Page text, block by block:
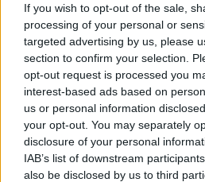
If you wish to opt-out of the sale,
processing of your personal or
targeted advertising by us, please
section to confirm your selection.
opt-out request is processed you
interest-based ads based on
us or personal information
your opt-out. You may separately
disclosure of your personal
IAB’s list of downstream
also be disclosed by us to third